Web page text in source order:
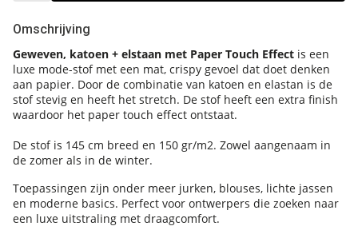
Omschrijving
Geweven, katoen + elstaan met Paper Touch Effect is een
luxe mode-stof met een mat, crispy gevoel dat doet denken
aan papier. Door de combinatie van katoen en elastan is de
stof stevig en heeft het stretch. De stof heeft een extra finish
waardoor het paper touch effect ontstaat.
De stof is 145 cm breed en 150 gr/m2. Zowel aangenaam in
de zomer als in de winter.
Toepassingen zijn onder meer jurken, blouses, lichte jassen
en moderne basics. Perfect voor ontwerpers die zoeken naar
een luxe uitstraling met draagcomfort.